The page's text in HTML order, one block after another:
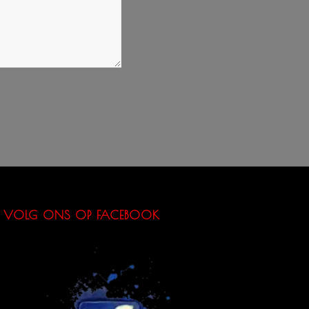
VOLG ONS OP FACEBOOK